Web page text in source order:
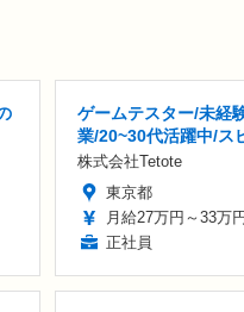
ゲームテスター/未経
業/20~30代活躍中/ス
株式会社Tetote
東京都
月給27万円～33万円
正社員